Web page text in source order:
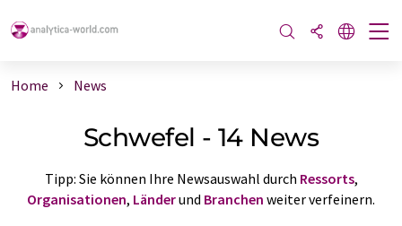
Home News
Schwefel - 14 News
Tipp: Sie können Ihre Newsauswahl durch Ressorts,
Organisationen, Länderund Branchen weiter verfeinern.